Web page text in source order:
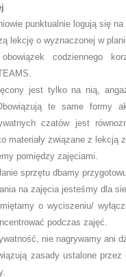
punktualnie logują się na
lekcję o wyznaczonej w
codziennego
jest tylko na nią,
te same formy
czatów jest
materiały związane z lekcją
pomiędzy zajęciami.
sprzętu dbamy
na zajęcia jesteśmy dla
o wyciszeniu/
podczas zajęć.
nie nagrywamy ani
zasady ustalone